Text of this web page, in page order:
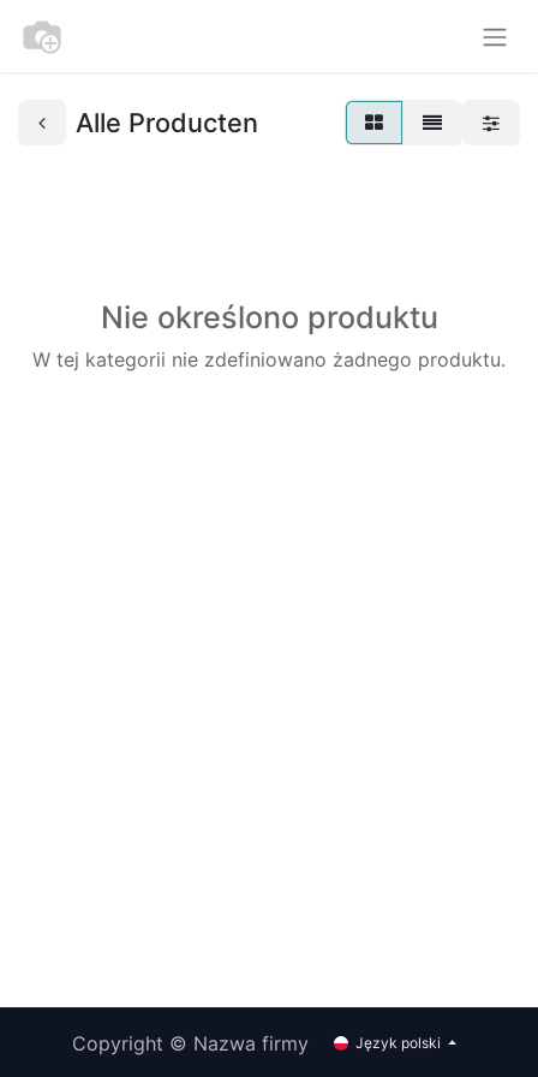
Alle Producten
Nie określono produktu
W tej kategorii nie zdefiniowano żadnego produktu.
Copyright © Nazwa firmy Język polski